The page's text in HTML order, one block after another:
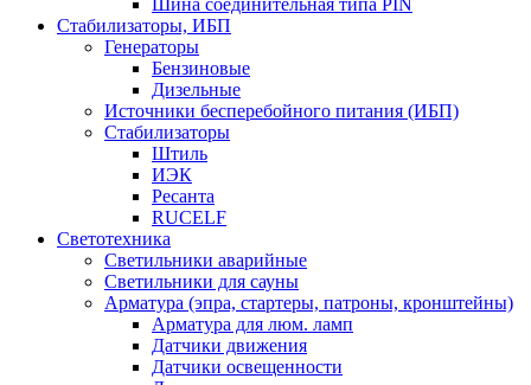
Стабилизаторы, ИБП
Генераторы
Бензиновые
Дизельные
Источники бесперебойного питания (ИБП)
Стабилизаторы
Штиль
ИЭК
Ресанта
RUCELF
Светотехника
Светильники аварийные
Светильники для сауны
Арматура (эпра, стартеры, патроны, кронштейны)
Арматура для люм. ламп
Датчики движения
Датчики освещенности